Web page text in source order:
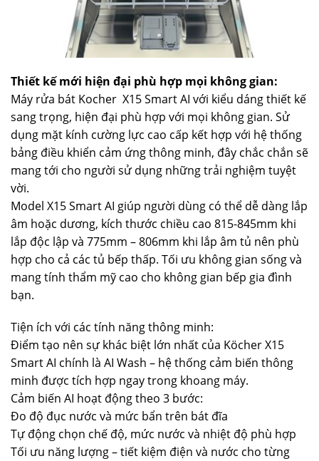
Thiết kế mới hiện đại phù hợp mọi không gian:
Máy rửa bát Kocher X15 Smart AI với kiểu dáng thiết kế
sang trọng, hiện đại phù hợp với mọi không gian. Sử
dụng mặt kính cường lực cao cấp kết hợp với hệ thống
bảng điều khiển cảm ứng thông minh, đây chắc chắn sẽ
mang tới cho người sử dụng những trải nghiệm tuyệt
vời.
Model X15 Smart AI giúp người dùng có thể dễ dàng lắp
âm hoặc dương, kích thước chiều cao 815-845mm khi
lắp độc lập và 775mm – 806mm khi lắp âm tủ nên phù
hợp cho cả các tủ bếp thấp. Tối ưu không gian sống và
mang tính thẩm mỹ cao cho không gian bếp gia đình
bạn.
Tiện ích với các tính năng thông minh:
Điểm tạo nên sự khác biệt lớn nhất của Köcher X15
Smart AI chính là AI Wash – hệ thống cảm biến thông
minh được tích hợp ngay trong khoang máy.
Cảm biến AI hoạt động theo 3 bước:
Đo độ đục nước và mức bẩn trên bát đĩa
Tự động chọn chế độ, mức nước và nhiệt độ phù hợp
Tối ưu năng lượng – tiết kiệm điện và nước cho từng